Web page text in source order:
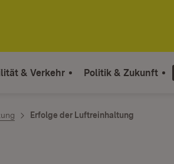
& Verkehr Politik & Zukunft
Erfolge der Luftreinhaltung